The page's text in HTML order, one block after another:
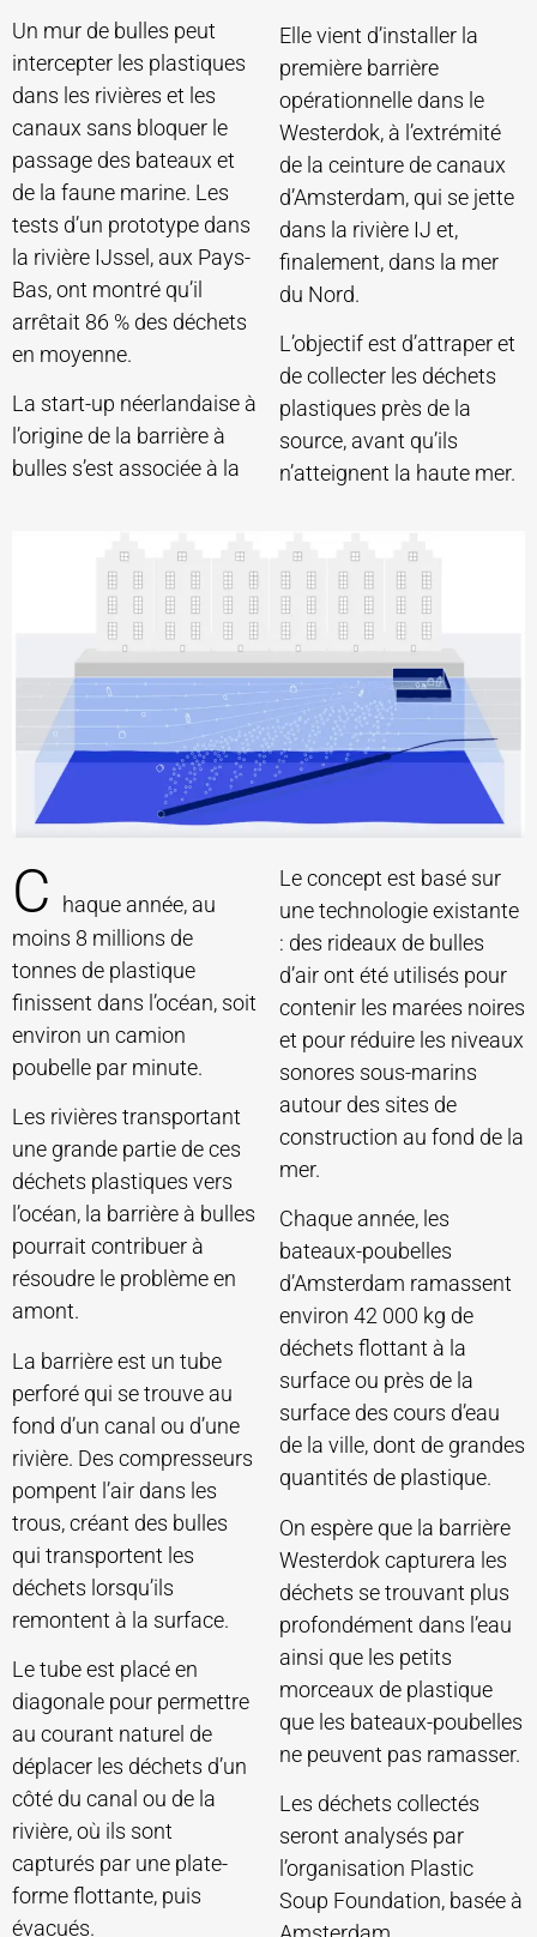
Un mur de bulles peut
intercepter les plastiques
dans les rivières et les
canaux sans bloquer le
passage des bateaux et
de la faune marine. Les
tests d’un prototype dans
la rivière IJssel, aux Pays-
Bas, ont montré qu’il
arrêtait 86 % des déchets
en moyenne.
La start-up néerlandaise à
l’origine de la barrière à
bulles s’est associée à la
Elle vient d’installer la
première barrière
opérationnelle dans le
Westerdok, à l’extrémité
de la ceinture de canaux
d’Amsterdam, qui se jette
dans la rivière IJ et,
finalement, dans la mer
du Nord.
L’objectif est d’attraper et
de collecter les déchets
plastiques près de la
source, avant qu’ils
n’atteignent la haute mer.
C
haque année, au
moins 8 millions de
tonnes de plastique
finissent dans l’océan, soit
environ un camion
poubelle par minute.
Les rivières transportant
une grande partie de ces
déchets plastiques vers
l’océan, la barrière à bulles
pourrait contribuer à
résoudre le problème en
amont.
La barrière est un tube
perforé qui se trouve au
fond d’un canal ou d’une
rivière. Des compresseurs
pompent l’air dans les
trous, créant des bulles
qui transportent les
déchets lorsqu’ils
remontent à la surface.
Le tube est placé en
diagonale pour permettre
au courant naturel de
déplacer les déchets d’un
côté du canal ou de la
rivière, où ils sont
capturés par une plate-
forme flottante, puis
évacués.
Le concept est basé sur
une technologie existante
: des rideaux de bulles
d’air ont été utilisés pour
contenir les marées noires
et pour réduire les niveaux
sonores sous-marins
autour des sites de
construction au fond de la
mer.
Chaque année, les
bateaux-poubelles
d’Amsterdam ramassent
environ 42 000 kg de
déchets flottant à la
surface ou près de la
surface des cours d’eau
de la ville, dont de grandes
quantités de plastique.
On espère que la barrière
Westerdok capturera les
déchets se trouvant plus
profondément dans l’eau
ainsi que les petits
morceaux de plastique
que les bateaux-poubelles
ne peuvent pas ramasser.
Les déchets collectés
seront analysés par
l’organisation Plastic
Soup Foundation, basée à